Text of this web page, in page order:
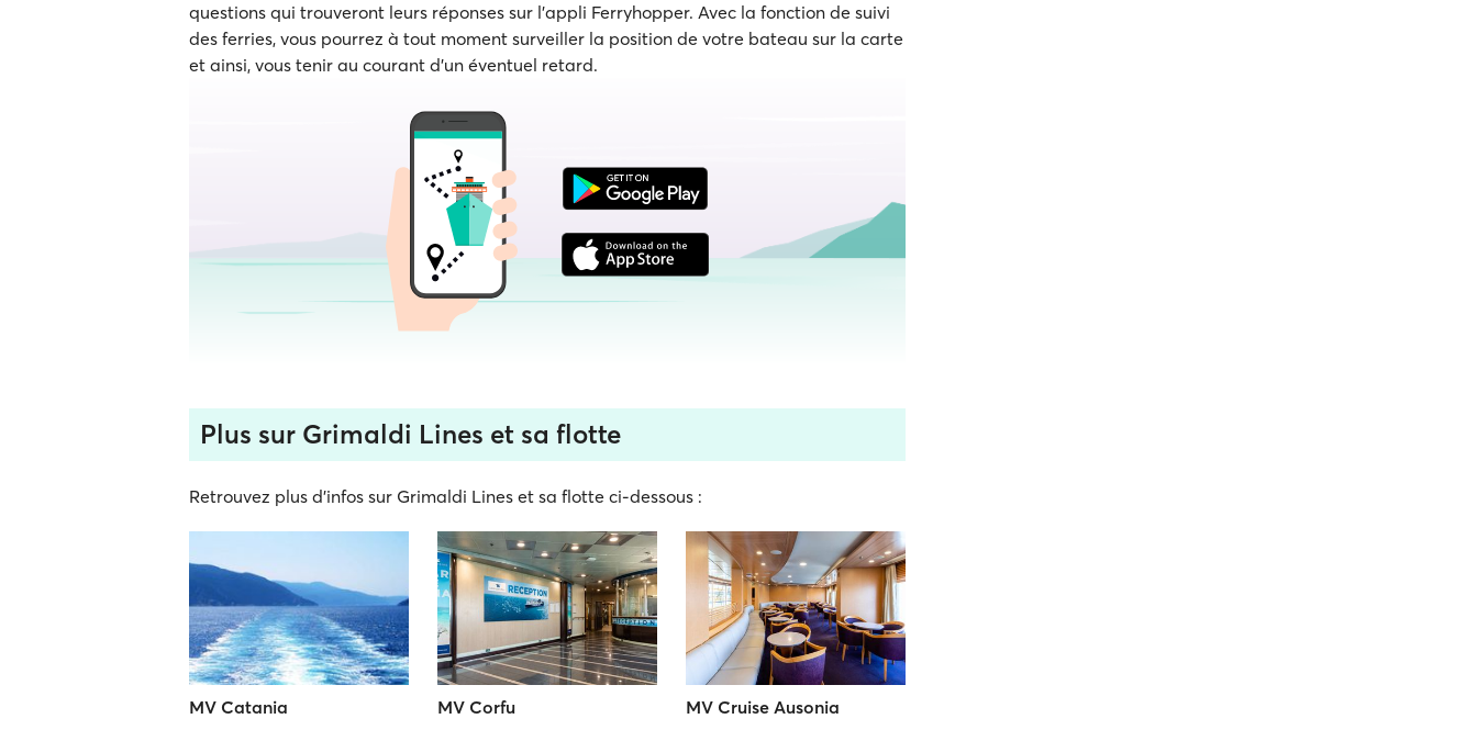
questions qui trouveront leurs réponses sur l'appli Ferryhopper. Avec la fonction de suivi
des ferries, vous pourrez à tout moment surveiller la position de votre bateau sur la carte
et ainsi, vous tenir au courant d'un éventuel retard.
Plus sur Grimaldi Lines et sa flotte
Retrouvez plus d'infos sur Grimaldi Lines et sa flotte ci-dessous :
MV Catania MV Corfu MV Cruise Ausonia